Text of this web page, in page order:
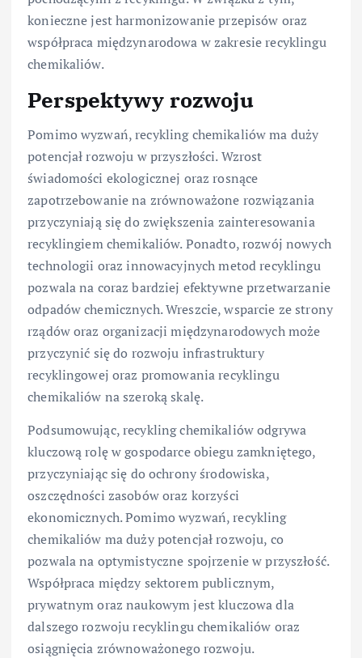
konieczne jest harmonizowanie przepisów oraz
współpraca międzynarodowa w zakresie recyklingu
chemikaliów.
Perspektywy rozwoju
Pomimo wyzwań, recykling chemikaliów ma duży
potencjał rozwoju w przyszłości. Wzrost
świadomości ekologicznej oraz rosnące
zapotrzebowanie na zrównoważone rozwiązania
przyczyniają się do zwiększenia zainteresowania
recyklingiem chemikaliów. Ponadto, rozwój nowych
technologii oraz innowacyjnych metod recyklingu
pozwala na coraz bardziej efektywne przetwarzanie
odpadów chemicznych. Wreszcie, wsparcie ze strony
rządów oraz organizacji międzynarodowych może
przyczynić się do rozwoju infrastruktury
recyklingowej oraz promowania recyklingu
chemikaliów na szeroką skalę.
Podsumowując, recykling chemikaliów odgrywa
kluczową rolę w gospodarce obiegu zamkniętego,
przyczyniając się do ochrony środowiska,
oszczędności zasobów oraz korzyści
ekonomicznych. Pomimo wyzwań, recykling
chemikaliów ma duży potencjał rozwoju, co
pozwala na optymistyczne spojrzenie w przyszłość.
Współpraca między sektorem publicznym,
prywatnym oraz naukowym jest kluczowa dla
dalszego rozwoju recyklingu chemikaliów oraz
osiągnięcia zrównoważonego rozwoju.